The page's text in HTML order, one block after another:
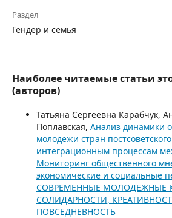
Раздел
Гендер и семья
Наиболее читаемые статьи
(авторов)
Татьяна Сергеевна Карабчук,
Поплавская, Анализ динамики
молодежи стран
интеграционным процессам
Мониторинг общественного
экономические и социальные
СОВРЕМЕННЫЕ МОЛОДЕЖНЫЕ
СОЛИДАРНОСТИ,
ПОВСЕДНЕВНОСТЬ